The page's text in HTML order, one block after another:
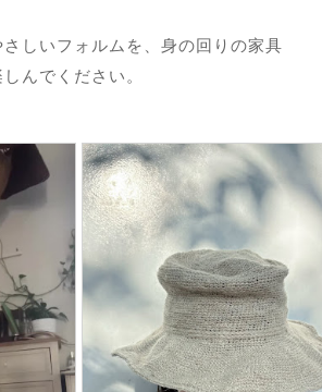
しいフォルムを、身の回りの家具
んでください。